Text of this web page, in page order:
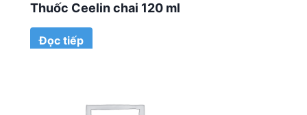
Thuốc Ceelin chai 120 ml
Đọc tiếp